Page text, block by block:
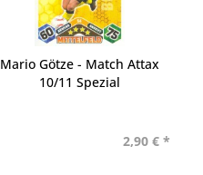
Mario Götze - Match Attax
10/11 Spezial
2,90 € *